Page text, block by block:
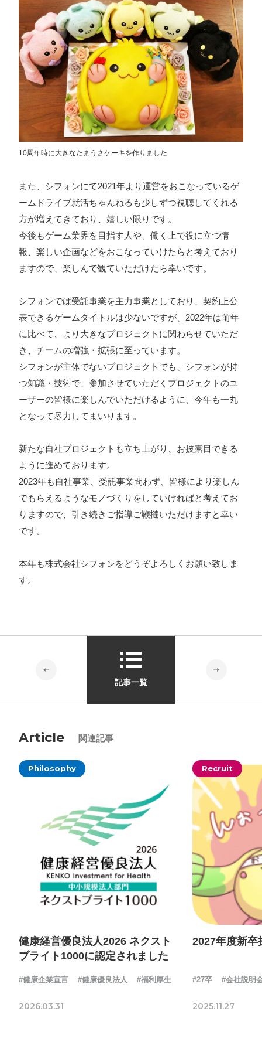
ォン国勢調査 #ソーシャルゲーム・ソシャゲ #チケットレ
ストラン #デザイナー #プランナー #プログラマー #プ
ログラム愛 #ゆるめの日常 #中途採用 #事業内容 #事業
実績 #事業紹介 #仕事紹介 #企業理念 #企画 #休業
日 #会社行事 #会社説明会 #何もわからん #健康企業宣
#健康優良法人 #入社式 #内定 #制作進行・ゲーム
PM #制作進行・進行管理・ゲームPM #勉強会 #受託
受託事業 #完全に理解した #就活 #就活ちゃんねる #年
#看板 #研修 #社員紹介 #社長 #社長インタビュー
福利厚生 #第3の賃上げ #総務人事 #自社プロジェクト・
サービス #行事 #選考 #面接
VIEW MORE
株式会社シフォン
〒101-0047
GoogleMaps
プライバシーポリシー
ソーシャルメディアガイドライン
10周年時に大きなたまうさケーキを作りました
また、シフォンにて2021年より運営をおこなっているゲ
ームドライブ就活ちゃんねるも少しずつ視聴してくれる
方が増えてきており、嬉しい限りです。
今後もゲーム業界を目指す人や、働く上で役に立つ情
報、楽しい企画などをおこなっていけたらと考えており
ますので、楽しんで観ていただけたら幸いです。
シフォンでは受託事業を主力事業としており、契約上公
表できるゲームタイトルは少ないですが、2022年は前年
に比べて、より大きなプロジェクトに関わらせていただ
き、チームの増強・拡張に至っています。
シフォンが主体でないプロジェクトでも、シフォンが持
つ知識・技術で、参加させていただくプロジェクトのユ
ーザーの皆様に楽しんでいただけるように、今年も一丸
となって尽力してまいります。
新たな自社プロジェクトも立ち上がり、お披露目できる
ように進めております。
2023年も自社事業、受託事業問わず、皆様により楽しん
でもらえるようなモノづくりをしていければと考えてお
りますので、引き続きご指導ご鞭撻いただけますと幸い
です。
本年も株式会社シフォンをどうぞよろしくお願い致しま
す。
記事一覧
Article 関連記事
Philosophy
健康経営優良法人2026 ネクスト
ブライト1000に認定されました
#健康企業宣言 #健康優良法人 #福利厚生
2026.03.31
Recruit
2027年度新卒
#27卒 #会社説明
2025.11.27